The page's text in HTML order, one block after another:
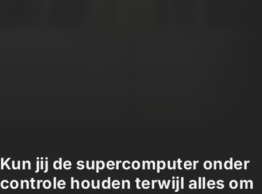
Kun jij de supercomputer onder
controle houden terwijl alles om